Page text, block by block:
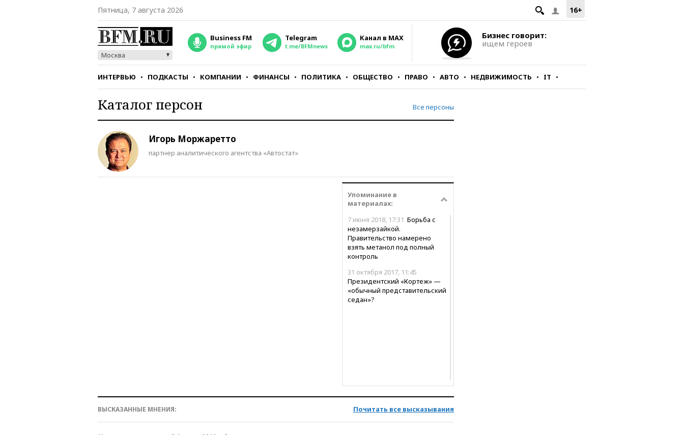
16+
Пятница, 7 августа 2026
Москва
Business FM
прямой эфир
Telegram
t.me/BFMnews
Канал в MAX
max.ru/bfm
Бизнес говорит:
ищем героев
ИНТЕРВЬЮ ПОДКАСТЫ КОМПАНИИ ФИНАНСЫ ПОЛИТИКА ОБЩЕСТВО ПРАВО АВТО НЕДВИЖИМОСТЬ IT
СТИЛЬ ТЕСТЫ
Каталог персон Все персоны
Игорь Моржаретто
партнер аналитического агентства «Автостат»
Упоминание в
материалах:
7 июня 2018, 17:31 Борьба с
незамерзайкой.
Правительство намерено
взять метанол под полный
контроль
31 октября 2017, 11:45
Президентский «Кортеж» —
«обычный представительский
седан»?
ВЫСКАЗАННЫЕ МНЕНИЯ: Почитать все высказывания